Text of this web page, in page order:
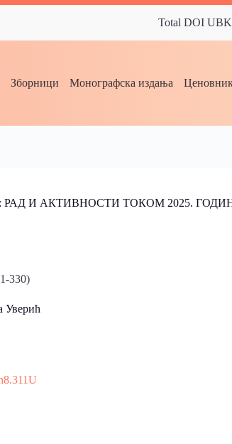
Total DOI
Зборници Монографска издања
И АКТИВНОСТИ ТОКОМ 2025.
330)